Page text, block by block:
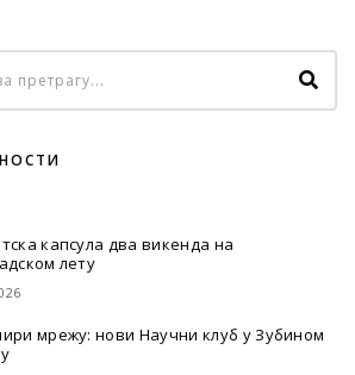
капсула два викенда на
лету
мрежу: нови Научни клуб у Зубином